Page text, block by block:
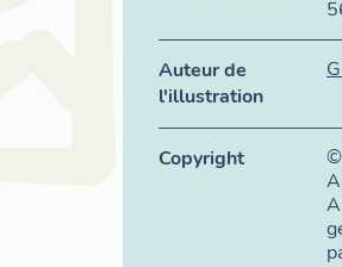
Auteur de
l'illustration
Copyright